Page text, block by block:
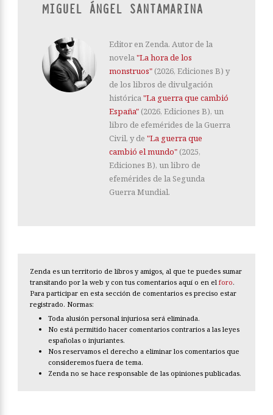
MIGUEL ÁNGEL SANTAMARINA
Editor en Zenda. Autor de la
novela"La hora de los
monstruos" (2026, Ediciones B) y
de los libros de divulgación
histórica"La guerra que cambió
España" (2026, Ediciones B), un
libro de efemérides de la Guerra
Civil, y de "La guerra que
cambió el mundo" (2025,
Ediciones B), un libro de
efemérides de la Segunda
Guerra Mundial.
Zenda es un territorio de libros y amigos, al que te puedes sumar
transitando por la web y con tus comentarios aquí o en el foro.
Para participar en esta sección de comentarios es preciso estar
registrado. Normas:
Toda alusión personal injuriosa será eliminada.
No está permitido hacer comentarios contrarios a las leyes
españolas o injuriantes.
Nos reservamos el derecho a eliminar los comentarios que
consideremos fuera de tema.
Zenda no se hace responsable de las opiniones publicadas.